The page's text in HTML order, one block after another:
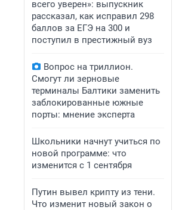
всего уверен»: выпускник
рассказал, как исправил 298
баллов за ЕГЭ на 300 и
поступил в престижный вуз
Вопрос на триллион.
Смогут ли зерновые
терминалы Балтики заменить
заблокированные южные
порты: мнение эксперта
Школьники начнут учиться по
новой программе: что
изменится с 1 сентября
Путин вывел крипту из тени.
Что изменит новый закон о